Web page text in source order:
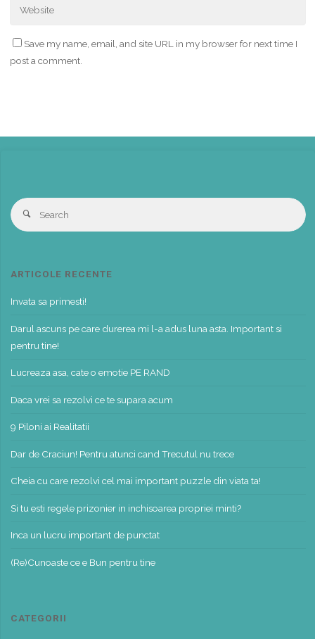
Save my name, email, and site URL in my browser for next time I
post a comment.
Search
ARTICOLE RECENTE
Invata sa primesti!
Darul ascuns pe care durerea mi l-a adus luna asta. Important si
pentru tine!
Lucreaza asa, cate o emotie PE RAND
Daca vrei sa rezolvi ce te supara acum
9 Piloni ai Realitatii
Dar de Craciun! Pentru atunci cand Trecutul nu trece
Cheia cu care rezolvi cel mai important puzzle din viata ta!
Si tu esti regele prizonier in inchisoarea propriei minti?
Inca un lucru important de punctat
(Re)Cunoaste ce e Bun pentru tine
CATEGORII